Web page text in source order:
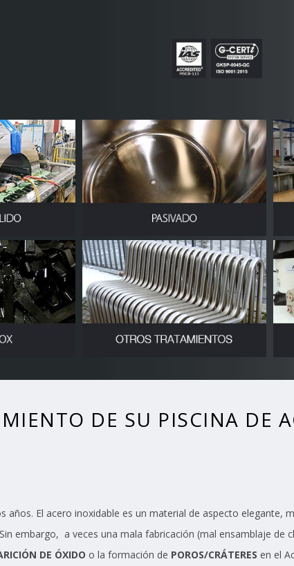
DE SU PISCINA DE
El acero inoxidable es un material de aspecto elegante,
embargo, a veces una mala fabricación (mal ensamblaje de
DE ÓXIDO o la formación de POROS/CRÁTERES en el